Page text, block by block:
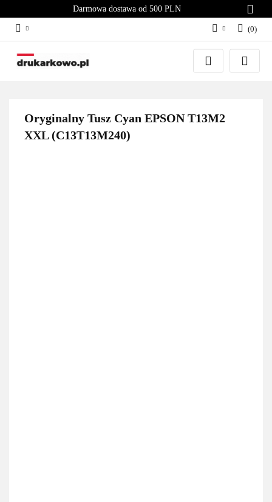
Darmowa dostawa od 500 PLN
Zaloguj się
Załóż konto
(0)
Oryginalny Tusz Cyan EPSON T13M2
XXL (C13T13M240)